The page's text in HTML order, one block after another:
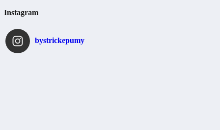
Instagram
bystrickepumy